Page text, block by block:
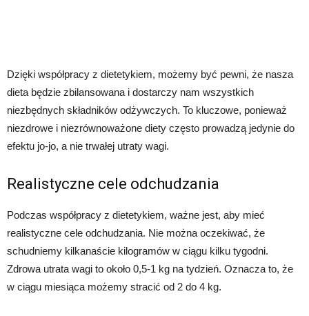
Dzięki współpracy z dietetykiem, możemy być pewni, że nasza
dieta będzie zbilansowana i dostarczy nam wszystkich
niezbędnych składników odżywczych. To kluczowe, ponieważ
niezdrowe i niezrównoważone diety często prowadzą jedynie do
efektu jo-jo, a nie trwałej utraty wagi.
Realistyczne cele odchudzania
Podczas współpracy z dietetykiem, ważne jest, aby mieć
realistyczne cele odchudzania. Nie można oczekiwać, że
schudniemy kilkanaście kilogramów w ciągu kilku tygodni.
Zdrowa utrata wagi to około 0,5-1 kg na tydzień. Oznacza to, że
w ciągu miesiąca możemy stracić od 2 do 4 kg.